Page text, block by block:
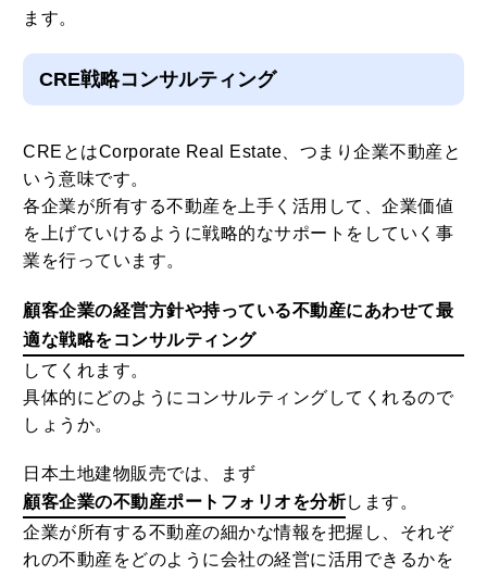
ます。
CRE戦略コンサルティング
CREとはCorporate Real Estate、つまり企業不動産と
いう意味です。
各企業が所有する不動産を上手く活用して、企業価値
を上げていけるように戦略的なサポートをしていく事
業を行っています。
顧客企業の経営方針や持っている不動産にあわせて最
適な戦略をコンサルティング
してくれます。
具体的にどのようにコンサルティングしてくれるので
しょうか。
日本土地建物販売では、まず
顧客企業の不動産ポートフォリオを分析します。
企業が所有する不動産の細かな情報を把握し、それぞ
れの不動産をどのように会社の経営に活用できるかを